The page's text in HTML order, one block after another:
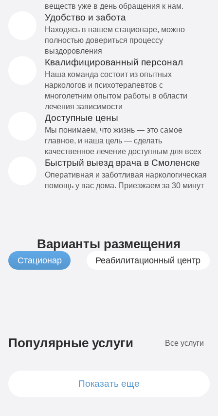
веществ уже в день обращения к нам.
Удобство и забота
Находясь в нашем стационаре, можно
полностью довериться процессу
выздоровления
Квалифицированный персонал
Наша команда состоит из опытных
наркологов и психотерапевтов с
многолетним опытом работы в области
лечения зависимости
Доступные цены
Мы понимаем, что жизнь — это самое
главное, и наша цель — сделать
качественное лечение доступным для всех
Быстрый выезд врача в Смоленске
Оперативная и заботливая наркологическая
помощь у вас дома. Приезжаем за 30 минут
Варианты размещения
Стационар Реабилитационный центр
7
руб
Популярные услуги Все услуги
Показать еще